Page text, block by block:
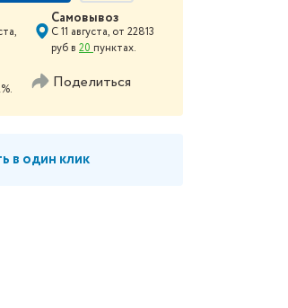
,
Самовывоз
С11 августа, от 22813
руб в 20 пунктах.
Поделиться
в один клик